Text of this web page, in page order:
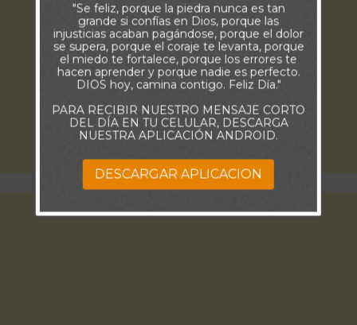
"Se feliz, porque la piedra nunca es tan
grande si confías en Dios, porque las
injusticias acaban pagándose, porque el dolor
se supera, porque el coraje te levanta, porque
el miedo te fortalece, porque los errores te
hacen aprender y porque nadie es perfecto.
DIOS hoy, camina contigo. Feliz Día."
PARA RECIBIR NUESTRO MENSAJE CORTO
DEL DÍA EN TU CELULAR, DESCARGA
NUESTRA APLICACIÓN ANDROID.
DESCARGAR APLICACION